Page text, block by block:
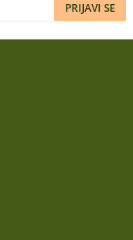
PRIJAVI SE